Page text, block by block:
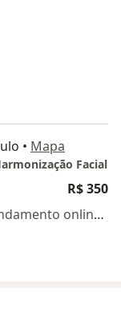
• Mapa
Facial
R$ 350
Esse especialista não oferece agendamento online para esse endereço.